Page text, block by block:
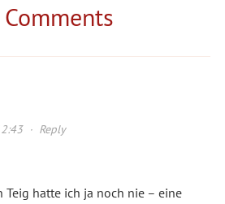
· Reply
Teig hatte ich ja noch nie – eine